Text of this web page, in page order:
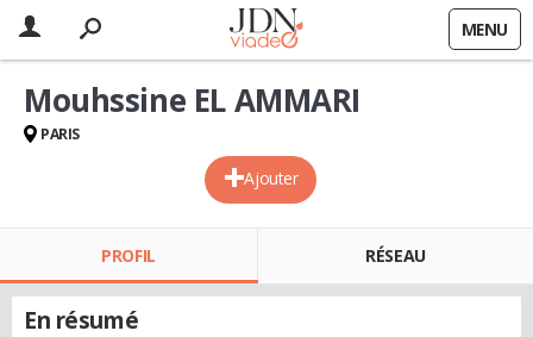
MENU
Ajouter
Mouhssine EL AMMARI
PARIS
PROFIL RÉSEAU
En résumé